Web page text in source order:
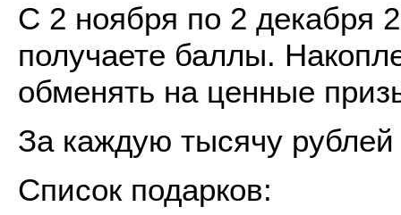
С 2 ноября по 2 декабря
получаете баллы.
обменять на ценные
За каждую тысячу
Список подарков: